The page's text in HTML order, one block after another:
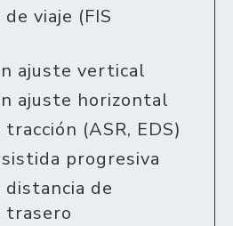
viaje (FIS
ajuste vertical
ajuste horizontal
(ASR, EDS)
progresiva
de
trasero